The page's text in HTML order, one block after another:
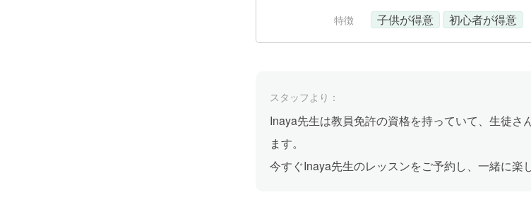
特徴 子供が得意 初心者が得意
スタッフより：
Inaya先生は教員免許の資格を持っていて、生徒
ます。
今すぐInaya先生のレッスンをご予約し、一緒に楽